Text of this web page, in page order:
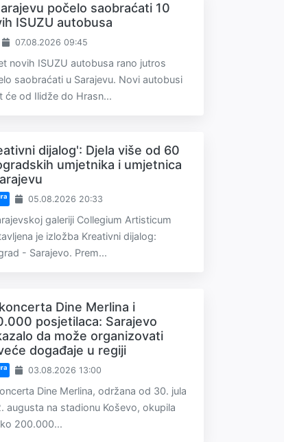
počelo saobraćati 10
ISUZU autobusa
07.08.2026 09:45
novih ISUZU autobusa rano jutros
saobraćati u Sarajevu. Novi autobusi
će od Ilidže do Hrasn...
dijalog': Djela više od 60
umjetnika i umjetnica
05.08.2026 20:33
galeriji Collegium Artisticum
je izložba Kreativni dijalog:
- Sarajevo. Prem...
Dine Merlina i
posjetilaca: Sarajevo
da može organizovati
događaje u regiji
03.08.2026 13:00
Dine Merlina, održana od 30. jula
augusta na stadionu Koševo, okupila
200.000...